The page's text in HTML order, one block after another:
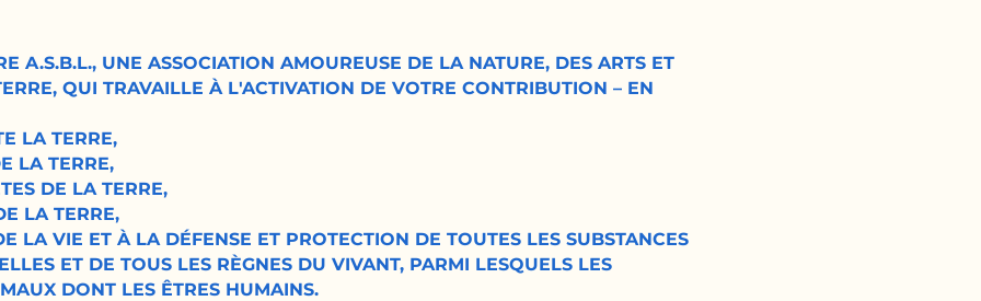
A.S.B.L., UNE ASSOCIATION AMOUREUSE DE LA NATURE, DES ARTS ET
QUI TRAVAILLE À L'ACTIVATION DE VOTRE CONTRIBUTION – EN
LA TERRE,
LA TERRE,
DE LA TERRE,
LA TERRE,
LA VIE ET À LA DÉFENSE ET PROTECTION DE TOUTES LES SUBSTANCES
ET DE TOUS LES RÈGNES DU VIVANT, PARMI LESQUELS LES
DONT LES ÊTRES HUMAINS.